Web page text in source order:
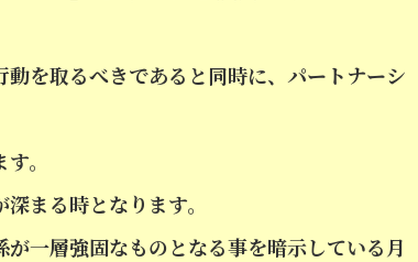
を取るべきであると同時に、パートナーシ
。
まる時となります。
一層強固なものとなる事を暗示している月